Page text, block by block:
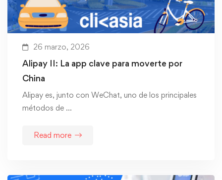
26 marzo, 2026
Alipay II: La app clave para moverte por
China
Alipay es, junto con WeChat, uno de los principales
métodos de …
Read more